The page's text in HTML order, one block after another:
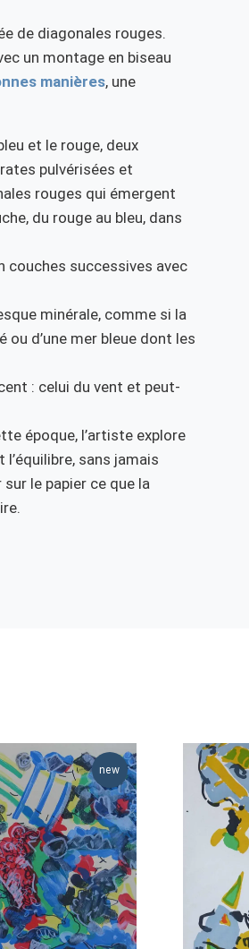
de diagonales rouges.
un montage en biseau
manières, une
et le rouge, deux
pulvérisées et
rouges qui émergent
du rouge au bleu, dans
couches successives avec
minérale, comme si la
ou d’une mer bleue dont les
: celui du vent et peut-
époque, l’artiste explore
sans jamais
le papier ce que la